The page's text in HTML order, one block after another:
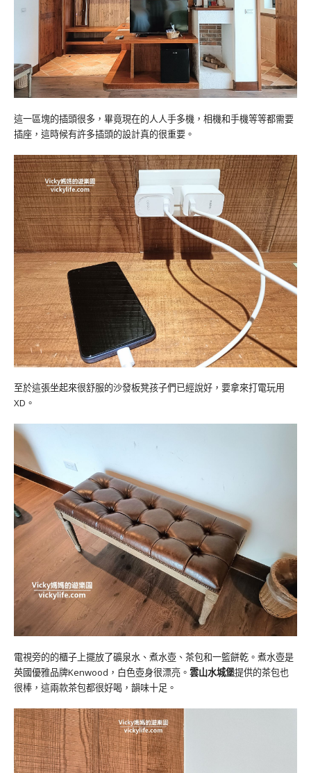
這一區塊的插頭很多，畢竟現在的人人手多機，相機和手機等等都需要
插座，這時候有許多插頭的設計真的很重要。
至於這張坐起來很舒服的沙發板凳孩子們已經說好，要拿來打電玩用
XD。
電視旁的的櫃子上擺放了礦泉水、煮水壺、茶包和一籃餅乾。煮水壺是
英國優雅品牌Kenwood，白色壺身很漂亮。 雲山水城堡提供的茶包也
很棒，這兩款茶包都很好喝，韻味十足。